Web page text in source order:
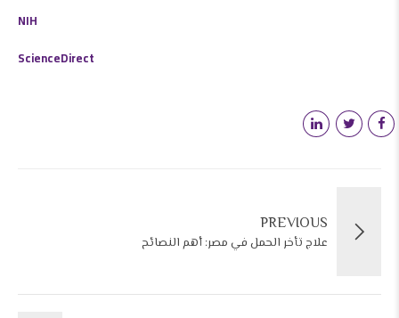
NIH
ScienceDirect
PREVIOUS
علاج تأخر الحمل في مصر: أهم النصائح